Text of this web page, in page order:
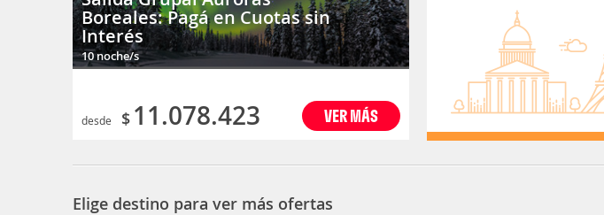
Boreales: Pagá en Cuotas sin
Interés
10 noche/s
VER MÁS
desde $ 11.078.423
Elige destino para ver más ofertas